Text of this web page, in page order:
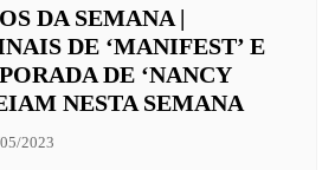
DA SEMANA |
DE ‘MANIFEST’ E
DE ‘NANCY
NESTA SEMANA
2023